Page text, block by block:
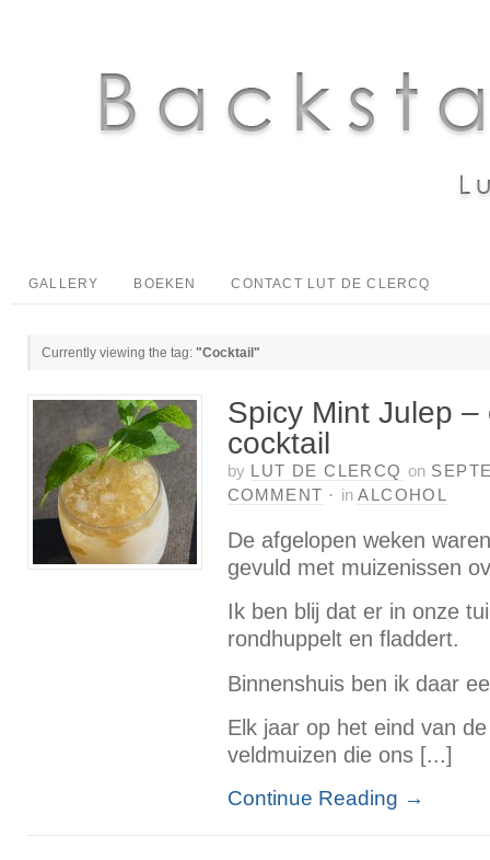
GALLERY BOEKEN CONTACT LUT DE CLERCQ
Currently viewing the tag: "Cocktail"
Spicy Mint Julep
cocktail
by LUT DE CLERCQ on
COMMENT · in ALCOHOL
De afgelopen weken
gevuld met muizenissen
Ik ben blij dat er in onze
rondhuppelt en fladdert.
Binnenshuis ben ik daar
Elk jaar op het eind van
veldmuizen die ons [...]
Continue Reading →